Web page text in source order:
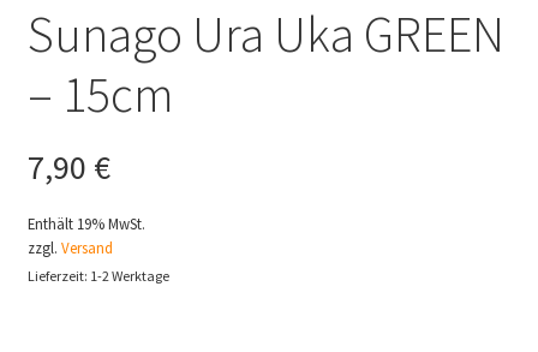
Sunago Ura Uka GREEN
– 15cm
7,90 €
Enthält 19% MwSt.
zzgl. Versand
Lieferzeit: 1-2 Werktage